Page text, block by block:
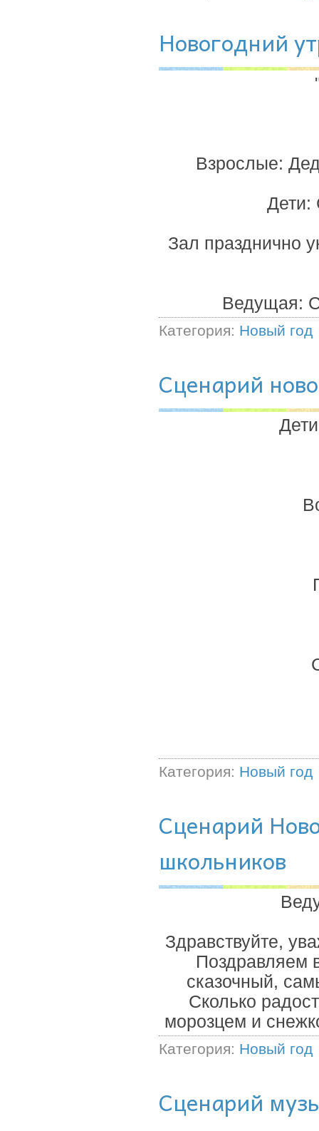
Новогодний
Взрослые:
Дети:
Зал празднично
Ведущая:
Категория: Новый год
Сценарий
Категория: Новый год
Сценарий
школьников
Здравствуйте,
Поздравляем
сказочный,
Сколько
морозцем и
Категория: Новый год
Сценарий